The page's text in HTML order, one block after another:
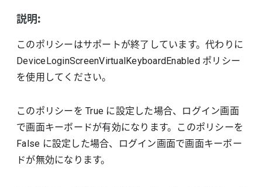
説明:
このポリシーはサポートが終了しています。代わりに
DeviceLoginScreenVirtualKeyboardEnabled ポリシー
を使用してください。
このポリシーを True に設定した場合、ログイン画面
で画面キーボードが有効になります。このポリシーを
False に設定した場合、ログイン画面で画面キーボー
ドが無効になります。